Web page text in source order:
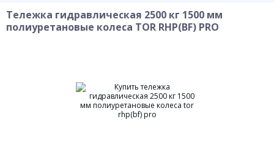
Тележка гидравлическая 2500 кг 1500 мм
полиуретановые колеса TOR RHP(BF) PRO